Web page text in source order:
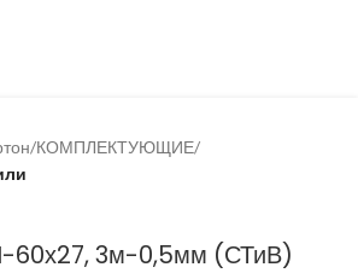
КОМПЛЕКТУЮЩИЕ
60х27, 3м-0,5мм (СТиВ)